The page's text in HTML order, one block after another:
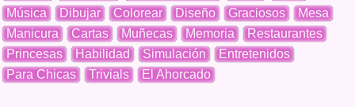
Música
Dibujar Colorear Diseño Graciosos
Mesa
Manicura
Cartas Muñecas Memoria
Restaurantes
Princesas
Habilidad Simulación
Entretenidos
Para Chicas
Trivials El Ahorcado